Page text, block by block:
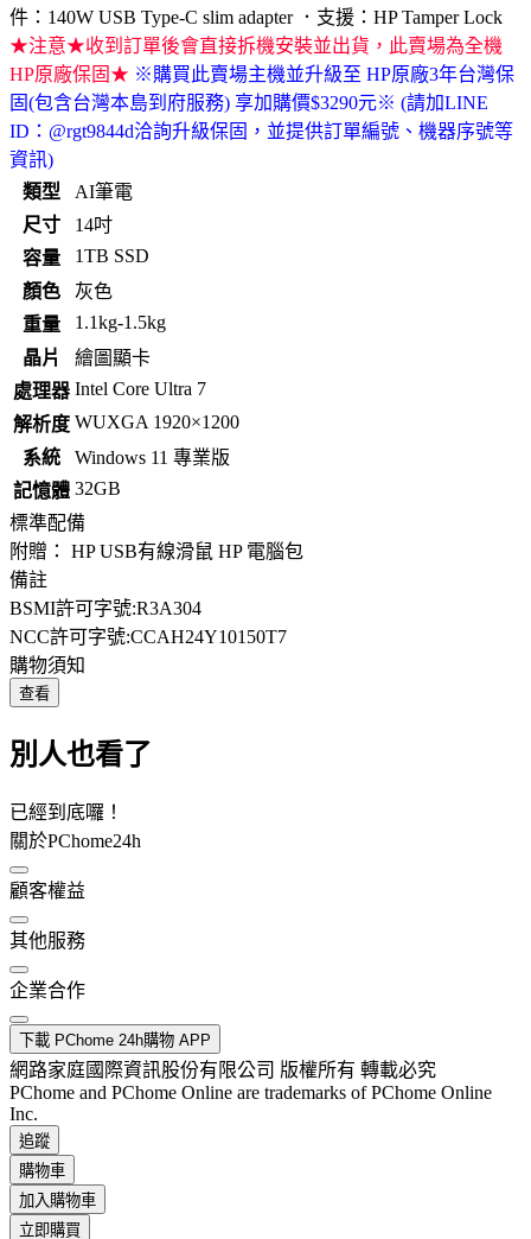
件：140W USB Type-C slim adapter ．支援：HP Tamper Lock
★注意★收到訂單後會直接拆機安裝並出貨，此賣場為全機
HP原廠保固★ ※購買此賣場主機並升級至 HP原廠3年台灣保
固(包含台灣本島到府服務) 享加購價$3290元※ (請加LINE
ID：@rgt9844d洽詢升級保固，並提供訂單編號、機器序號等
資訊)
類型
AI筆電
尺寸
14吋
容量
1TB SSD
顏色
灰色
重量
1.1kg-1.5kg
晶片
繪圖顯卡
處理器 Intel Core Ultra 7
解析度 WUXGA 1920×1200
系統
Windows 11 專業版
記憶體 32GB
標準配備
附贈： HP USB有線滑鼠 HP 電腦包
備註
BSMI許可字號:R3A304
NCC許可字號:CCAH24Y10150T7
購物須知
查看
別人也看了
已經到底囉！
關於PChome24h
顧客權益
其他服務
企業合作
下載 PChome 24h購物 APP
網路家庭國際資訊股份有限公司 版權所有 轉載必究
PChome and PChome Online are trademarks of PChome Online
Inc.
追蹤
購物車
加入購物車
立即購買